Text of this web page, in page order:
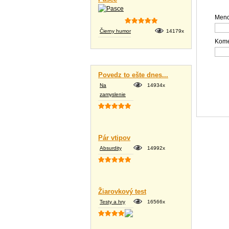
Čierny humor 14179x
Povedz to ešte dnes...
Na
zamyslenie
14934x
Pár vtipov
Absurdity 14992x
Žiarovkový test
Testy a hry 16566x